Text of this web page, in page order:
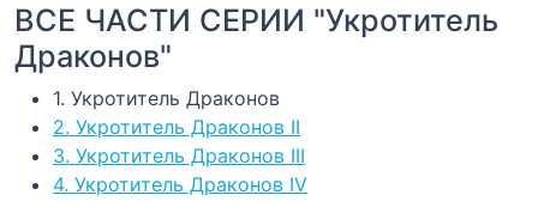
ВСЕ ЧАСТИ СЕРИИ "Укротитель
Драконов"
1. Укротитель Драконов
2. Укротитель Драконов II
3. Укротитель Драконов III
4. Укротитель Драконов IV